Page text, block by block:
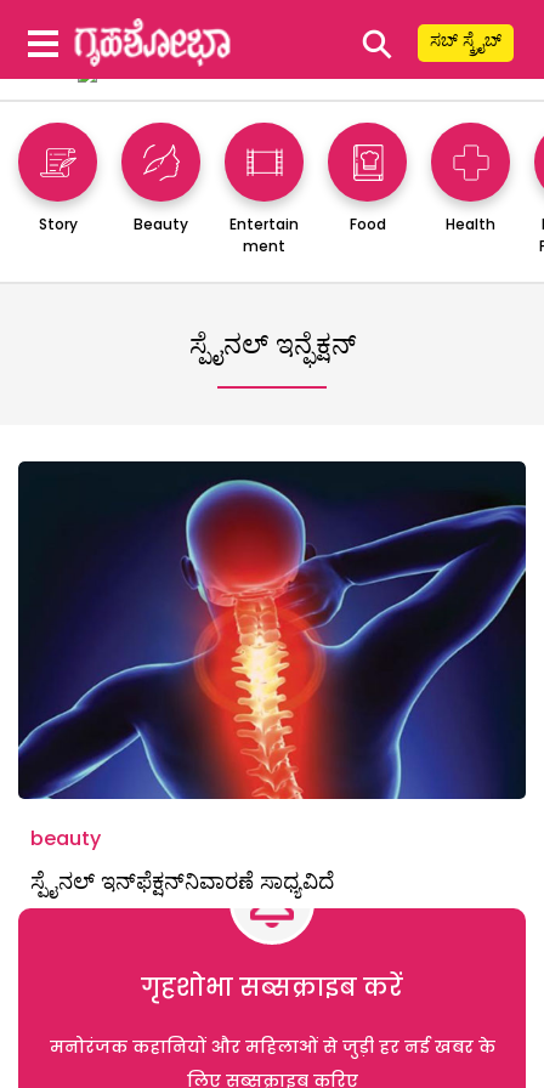
⚲ ಸಬ್ ಸ್ಕ್ರೈಬ್
Story Beauty
Entertain
ment
Food Health
ಸ್ಪೈನಲ್ ಇನ್ಫೆಕ್ಷನ್
beauty
ಸ್ಪೈನಲ್ ಇನ್‌ಫೆಕ್ಷನ್‌ನಿವಾರಣೆ ಸಾಧ್ಯವಿದೆ
गृहशोभा सब्सक्राइब करें
मनोरंजक कहानियों और महिलाओं से जुड़ी हर नई खबर के
लिए सब्सक्राइब करिए